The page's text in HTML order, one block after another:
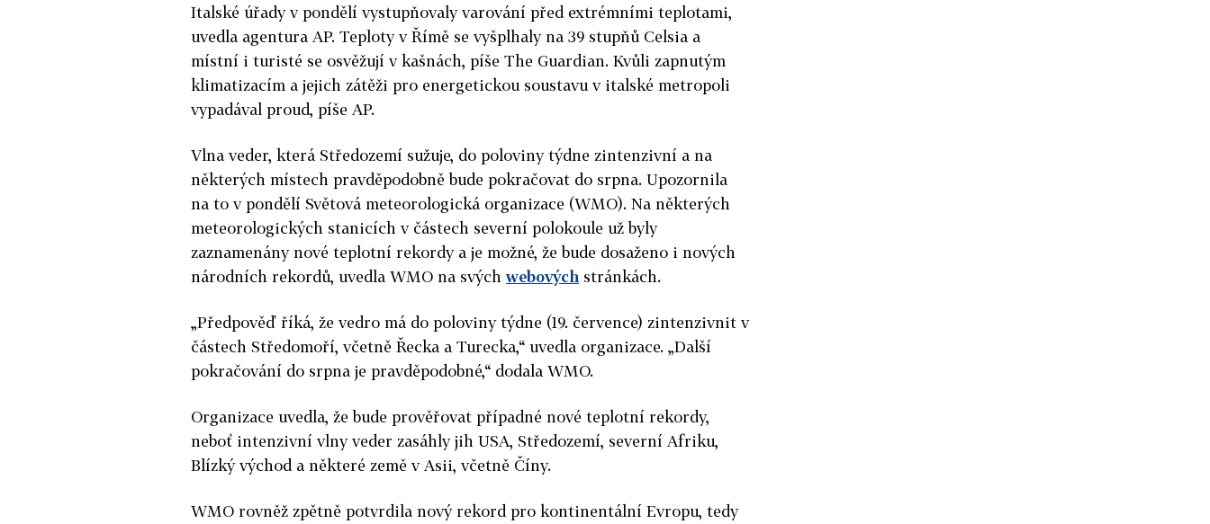
Italské úřady v pondělí vystupňovaly varování před extrémními teplotami,
uvedla agentura AP. Teploty v Římě se vyšplhaly na 39 stupňů Celsia a
místní i turisté se osvěžují v kašnách, píše The Guardian. Kvůli zapnutým
klimatizacím a jejich zátěži pro energetickou soustavu v italské metropoli
vypadával proud, píše AP.
Vlna veder, která Středozemí sužuje, do poloviny týdne zintenzivní a na
některých místech pravděpodobně bude pokračovat do srpna. Upozornila
na to v pondělí Světová meteorologická organizace (WMO). Na některých
meteorologických stanicích v částech severní polokoule už byly
zaznamenány nové teplotní rekordy a je možné, že bude dosaženo i nových
národních rekordů, uvedla WMO na svýchwebových stránkách.
„Předpověď říká, že vedro má do poloviny týdne (19. července) zintenzivnit v
částech Středomoří, včetně Řecka a Turecka,“ uvedla organizace. „Další
pokračování do srpna je pravděpodobné,“ dodala WMO.
Organizace uvedla, že bude prověřovat případné nové teplotní rekordy,
neboť intenzivní vlnyveder zasáhly jih USA, Středozemí, severní Afriku,
Blízký východ a některé země v Asii, včetně Číny.
WMO rovněž zpětně potvrdila nový rekord pro kontinentální Evropu, tedy